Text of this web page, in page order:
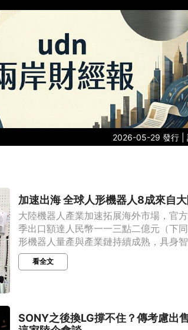
2026-05-29 發行 |
加速出海 全球人形機器人8成來自
大陸機器人產業加速拓展海外市場，官
季出口額達人民幣一一三點二億元（下
形機器人量產與產業鏈持續成熟，具身
看全文
SONY之後換LG撐不住？傳考慮出